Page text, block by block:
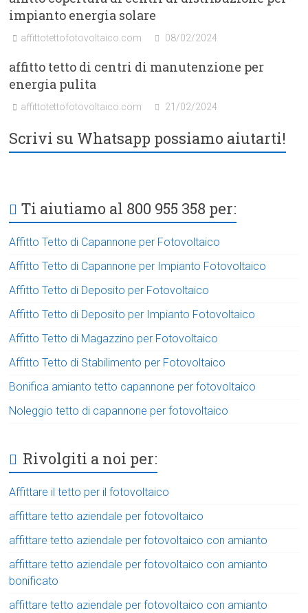
impianto energia solare
affittotettofotovoltaico.com 08/02/2024
affitto tetto di centri di manutenzione per
energia pulita
affittotettofotovoltaico.com 21/02/2024
Scrivi su Whatsapp possiamo aiutarti!
Ti aiutiamo al 800 955 358 per:
Affitto Tetto di Capannone per Fotovoltaico
Affitto Tetto di Capannone per Impianto Fotovoltaico
Affitto Tetto di Deposito per Fotovoltaico
Affitto Tetto di Deposito per Impianto Fotovoltaico
Affitto Tetto di Magazzino per Fotovoltaico
Affitto Tetto di Stabilimento per Fotovoltaico
Bonifica amianto tetto capannone per fotovoltaico
Noleggio tetto di capannone per fotovoltaico
Rivolgiti a noi per:
Affittare il tetto per il fotovoltaico
affittare tetto aziendale per fotovoltaico
affittare tetto aziendale per fotovoltaico con amianto
affittare tetto aziendale per fotovoltaico con amianto
bonificato
affittare tetto aziendale per fotovoltaico con amianto